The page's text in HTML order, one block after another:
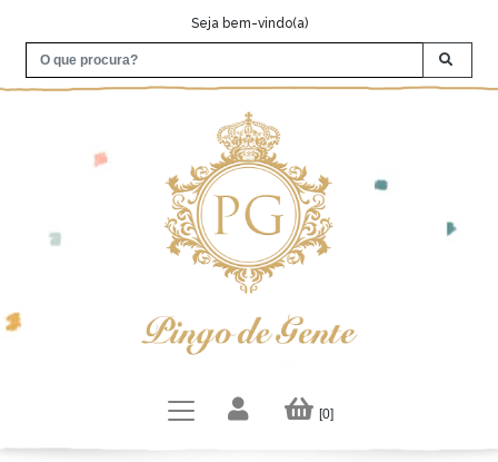
Seja bem-vindo(a)
[0]